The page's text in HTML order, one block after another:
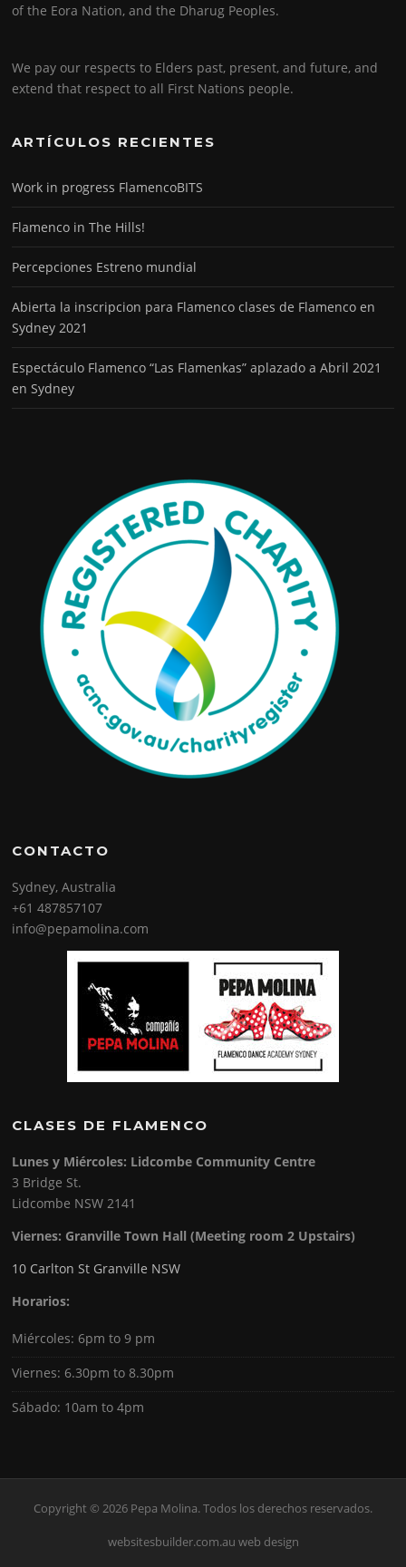
of the Eora Nation, and the Dharug Peoples.
We pay our respects to Elders past, present, and future, and
extend that respect to all First Nations people.
ARTÍCULOS RECIENTES
Work in progress FlamencoBITS
Flamenco in The Hills!
Percepciones Estreno mundial
Abierta la inscripcion para Flamenco clases de Flamenco en
Sydney 2021
Espectáculo Flamenco “Las Flamenkas” aplazado a Abril 2021
en Sydney
CONTACTO
Sydney, Australia
+61 487857107
info@pepamolina.com
CLASES DE FLAMENCO
Lunes y Miércoles: Lidcombe Community Centre
3 Bridge St.
Lidcombe NSW 2141
Viernes: Granville Town Hall (Meeting room 2 Upstairs)
10 Carlton St Granville NSW
Horarios:
Miércoles: 6pm to 9 pm
Viernes: 6.30pm to 8.30pm
Sábado: 10am to 4pm
Copyright © 2026 Pepa Molina. Todos los derechos reservados.
websitesbuilder.com.au web design